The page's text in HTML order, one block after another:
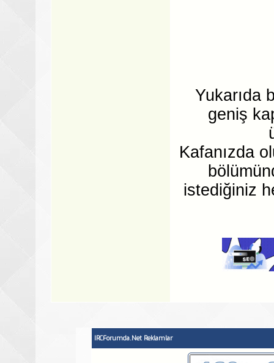
Yukarıda
geniş
Kafanızda
istediğiniz
IRCForumda.Net Reklamlar